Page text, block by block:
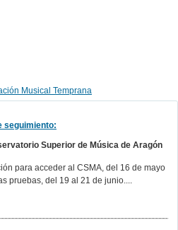
seguimiento:
Superior de Música de Aragón
para acceder al CSMA, del 16 de mayo
pruebas, del 19 al 21 de junio....